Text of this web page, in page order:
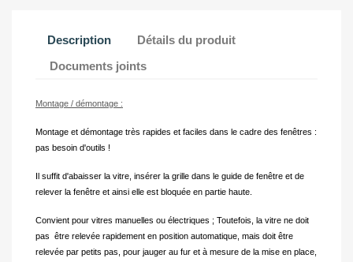
Description
Détails du produit
Documents joints
Montage / démontage :
Montage et démontage très rapides et faciles dans le cadre des fenêtres :
pas besoin d'outils !
Il suffit d'abaisser la vitre, insérer la grille dans le guide de fenêtre et de
relever la fenêtre et ainsi elle est bloquée en partie haute.
Convient pour vitres manuelles ou électriques ; Toutefois, la vitre ne doit
pas être relevée rapidement en position automatique, mais doit être
relevée par petits pas, pour jauger au fur et à mesure de la mise en place,